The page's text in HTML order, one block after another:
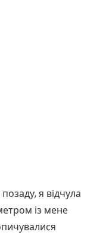
я відчула
із мене